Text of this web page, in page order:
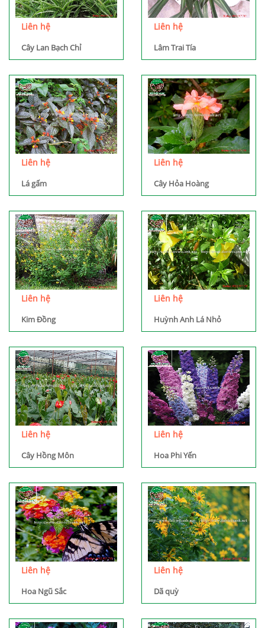
Liên hệ
Cây Lan Bạch Chỉ
Liên hệ
Lâm Trai Tía
Liên hệ
Lá gấm
Liên hệ
Cây Hỏa Hoàng
Liên hệ
Kim Đồng
Liên hệ
Huỳnh Anh Lá Nhỏ
Liên hệ
Cây Hồng Môn
Liên hệ
Hoa Phi Yến
Liên hệ
Hoa Ngũ Sắc
Liên hệ
Dã quỳ